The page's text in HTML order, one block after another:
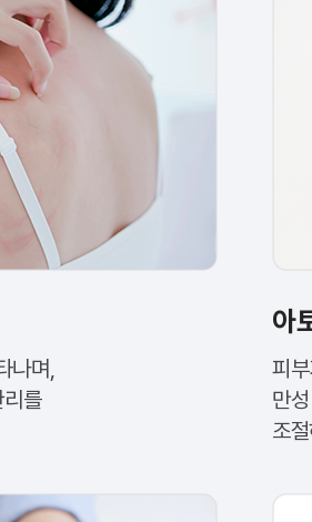
나며,
를
아
피
만
조